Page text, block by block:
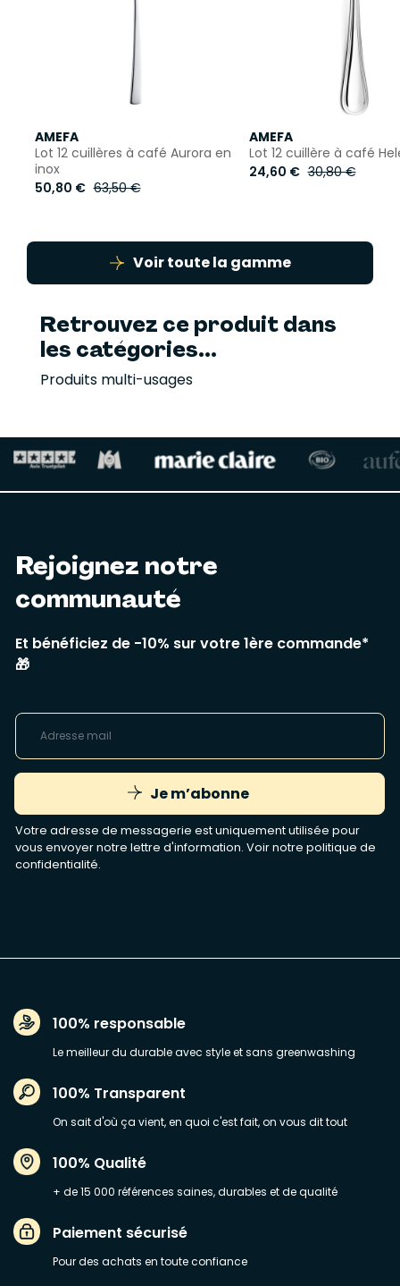
AMEFA
Lot 12 cuillères à café Aurora en
inox
50,80 € 63,50 €
AMEFA
Lot 12 cuillère à café
24,60 € 30,80 €
Voir toute la gamme
Retrouvez ce produit dans
les catégories...
Produits multi-usages
Rejoignez notre
communauté
Et bénéficiez de -10% sur votre 1ère commande*
🎁
Je m’abonne
Votre adresse de messagerie est uniquement utilisée pour
vous envoyer notre lettre d'information. Voir notre politique de
confidentialité.
100% responsable
Le meilleur du durable avec style et sans greenwashing
100% Transparent
On sait d'où ça vient, en quoi c'est fait, on vous dit tout
100% Qualité
+ de 15 000 références saines, durables et de qualité
Paiement sécurisé
Pour des achats en toute confiance